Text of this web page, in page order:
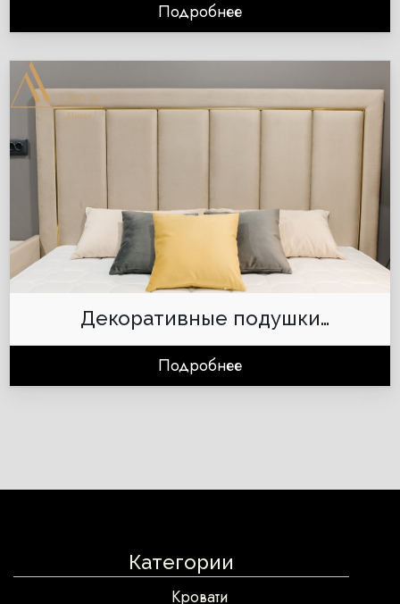
Подробнее
Декоративные подушки
LAYLAHome
Подробнее
Категории
Кровати